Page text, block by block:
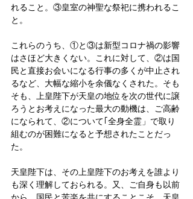
れること。③皇室の神聖な祭祀に携われるこ
と。
これらのうち、①と③は新型コロナ禍の影響
はさほど大きくない。これに対して、②は国
民と直接お会いになる行事の多くが中止され
るなど、大幅な縮小を余儀なくされた。そも
そも、上皇陛下が天皇の地位を次の世代に譲
ろうとお考えになった最大の動機は、ご高齢
になられて、②について｢全身全霊」で取り
組むのが困難になると予想されたことだっ
た。
天皇陛下は、その上皇陛下のお考えを誰より
も深く理解しておられる。又、ご自身も以前
から、国民と苦楽を共にすることこそ、天皇